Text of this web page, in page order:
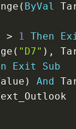
( ByVal
> 1 Then
( "D7" ) ,
Exit
Sub
) And